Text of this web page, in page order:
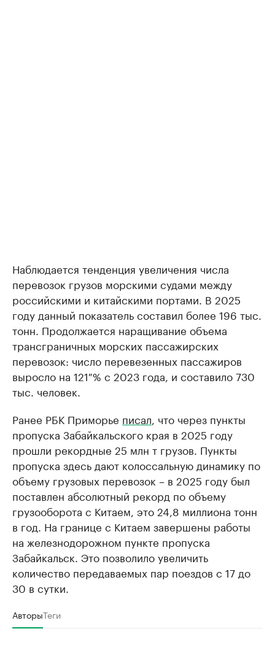
Наблюдается тенденция увеличения числа
перевозок грузов морскими судами между
российскими и китайскими портами. В 2025
году данный показатель составил более 196 тыс.
тонн. Продолжается наращивание объема
трансграничных морских пассажирских
перевозок: число перевезенных пассажиров
выросло на 121 % с 2023 года, и составило 730
тыс. человек.
Ранее РБК Приморье писал , что через пункты
пропуска Забайкальского края в 2025 году
прошли рекордные 25 млн т грузов. Пункты
пропуска здесь дают колоссальную динамику по
объему грузовых перевозок – в 2025 году был
поставлен абсолютный рекорд по объему
грузооборота с Китаем, это 24,8 миллиона тонн
в год. На границе с Китаем завершены работы
на железнодорожном пункте пропуска
Забайкальск. Это позволило увеличить
количество передаваемых пар поездов с 17 до
30 в сутки.
АвторыТеги